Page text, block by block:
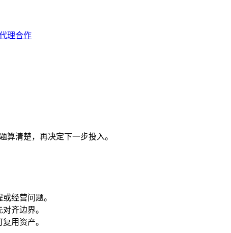
理合作
清楚，再决定下一步投入。
经营问题。
齐边界。
用资产。